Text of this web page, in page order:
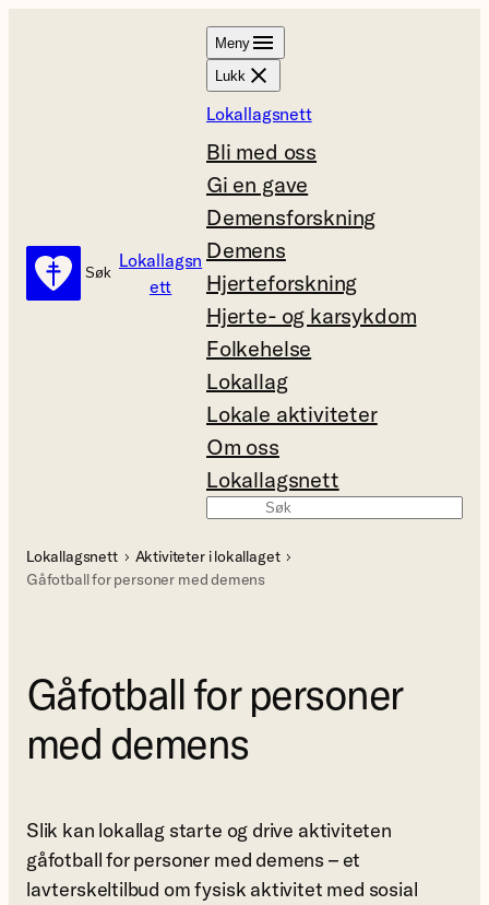
Søk
Søk
Lokallagsn
ett
Meny
Lukk
Lokallagsnett
Bli med oss
Gi en gave
Demensforskning
Demens
Hjerteforskning
Hjerte- og karsykdom
Folkehelse
Lokallag
Lokale aktiviteter
Om oss
Lokallagsnett
Lokallagsnett
Aktiviteter i lokallaget
Gåfotball for personer med demens
Gåfotball for personer
med demens
Slik kan lokallag starte og drive aktiviteten
gåfotball for personer med demens – et
lavterskeltilbud om fysisk aktivitet med sosial